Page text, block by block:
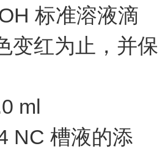
标准溶液滴
变红为止，并保
ml
NC 槽液的添